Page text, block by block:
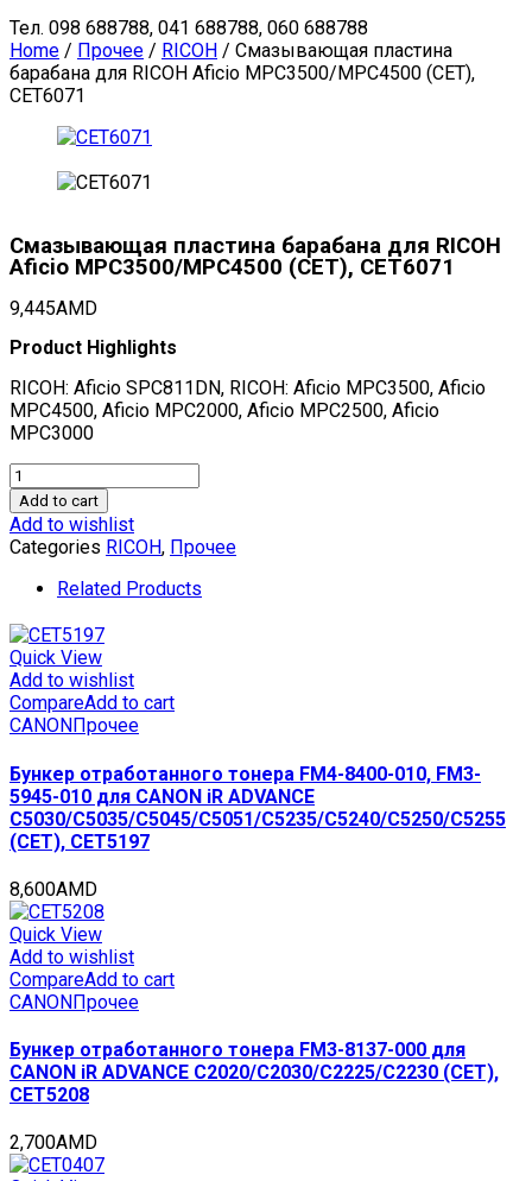
Тел. 098 688788, 041 688788, 060 688788
Home / Прочее / RICOH / Смазывающая пластина
барабана для RICOH Aficio MPC3500/MPC4500 (CET),
CET6071
Смазывающая пластина барабана для RICOH
Aficio MPC3500/MPC4500 (CET), CET6071
9,445AMD
Product Highlights
RICOH: Aficio SPC811DN, RICOH: Aficio MPC3500, Aficio
MPC4500, Aficio MPC2000, Aficio MPC2500, Aficio
MPC3000
Смазывающая
пластина
барабана
для
RICOH
Aficio
(CET),
CET6071
quantity
Add to cart
Add to wishlist
Categories RICOH, Прочее
Related Products
Quick View
Add to wishlist
CompareAdd to cart
CANON Прочее
Бункер отработанного тонера FM4-8400-010, FM3-
5945-010 для CANON iR ADVANCE
C5030/C5035/C5045/C5051/C5235/C5240/C5250/C5255
(CET), CET5197
8,600AMD
Quick View
Add to wishlist
CompareAdd to cart
CANONПрочее
Бункер отработанного тонера FM3-8137-000 для
CANON iR ADVANCE C2020/C2030/C2225/C2230 (CET),
CET5208
2,700AMD